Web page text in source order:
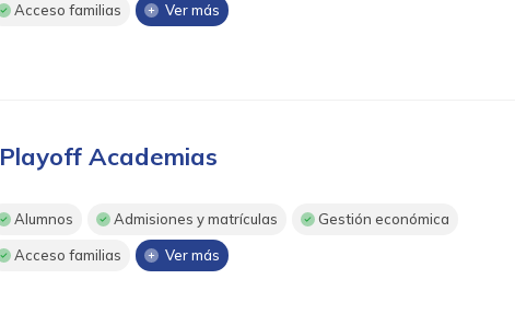
Acceso familias Ver más
Playoff Academias
Alumnos Admisiones y matrículas Gestión económica
Acceso familias Ver más